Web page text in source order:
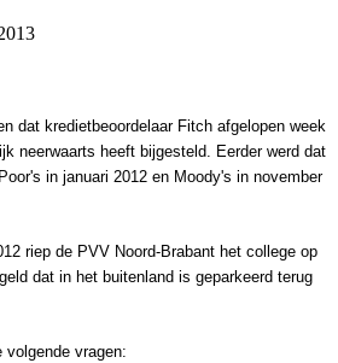
dat kredietbeoordelaar Fitch afgelopen week
neerwaarts heeft bijgesteld. Eerder werd dat
in januari 2012 en Moody's in november
riep de PVV Noord-Brabant het college op
dat in het buitenland is geparkeerd terug
volgende vragen: